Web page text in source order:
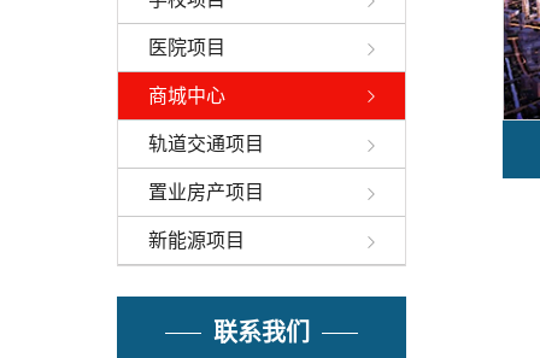
医院项目
商城中心
轨道交通项目
置业房产项目
新能源项目
联系我们